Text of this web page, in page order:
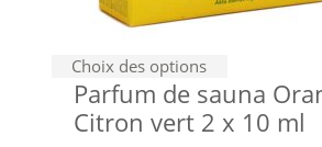
du
Choix des options
Parfum de sauna
Citron vert 2 x 10 ml